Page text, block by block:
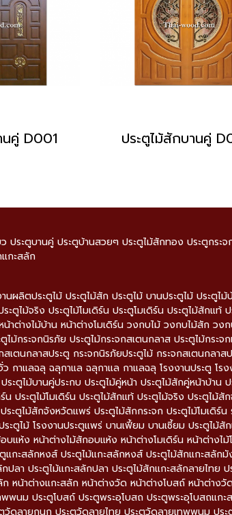
นคู่ D001 ประตูไม้สักบานคู่
ประตูบานคู่ ประตูบ้านสวยๆ ประตูไม้สักทอง ประตูกระ
กะสลัก
ลิตประตูไม้ ประตูไม้สัก ประตูไม้ บานประตูไม้ ประตูไม้
ตูไม้จริง ประตูไม้โมเดิร์น ประตูโมเดิร์น ประตูไม้สักแท้
าต่างไม้บ้าน หน้าต่างโมเดิร์น วงกบไม้ วงกบไม้สัก วง
กระจกนิรภัย ประตูไม้กระจกสเตนกลาส ประตูไม้กระจก
ตนกลาสประตู กระจกนิรภัยประตูไม้ กระจกสเตนกลาส
กาแลฉลุ ฉลุกาแล ฉลุกาแล กาแลฉลุ โรงงานประตู โรง
ตูไม้บานคู่ประกบ ประตูไม้คู่หน้า ประตูไม้สักคู่หน้าบ้าน
ประตูไม้โมเดิร์น ประตูไม้สักแท้ ประตูไม้จริง ประตูไม้สั
ตูไม้สักจังหวัดแพร่ ประตูไม้สักกระจก ประตูไม้โมเดิร์น
ะตูไม้ โรงงานประตูแพร่ บานเฟี้ยม บานเซี้ยม ประตูไม้สั
ห้ง หน้าต่างไม้สักอบแห้ง หน้าต่างโมเดิร์น หน้าต่างไม้
กะสลักหงส์ ประตูไม้แกะสลักหงส์ ประตูไม้สักแกะสลักมั
ลา ประตูไม้แกะสลักปลา ประตูไม้สักแกะสลักลายไทย
หน้าต่างแกะสลัก หน้าต่างวัด หน้าต่างโบสถ์ หน้าต่างวั
นม ประตูโบสถ์ ประตูพระอุโบสถ ประตูพระอุโบสถแกะ
วัดลายกนก ประตูวัดลายไทย ประตูวัดลายเทพพนม ปร